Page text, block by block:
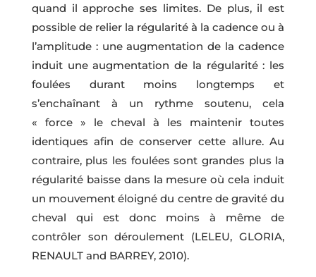
quand il approche ses limites. De plus, il est
possible de relier la régularité à la cadence ou à
l’amplitude : une augmentation de la cadence
induit une augmentation de la régularité : les
foulées durant moins longtemps et
s’enchaînant à un rythme soutenu, cela
« force » le cheval à les maintenir toutes
identiques afin de conserver cette allure. Au
contraire, plus les foulées sont grandes plus la
régularité baisse dans la mesure où cela induit
un mouvement éloigné du centre de gravité du
cheval qui est donc moins à même de
contrôler son déroulement (LELEU, GLORIA,
RENAULT and BARREY, 2010).